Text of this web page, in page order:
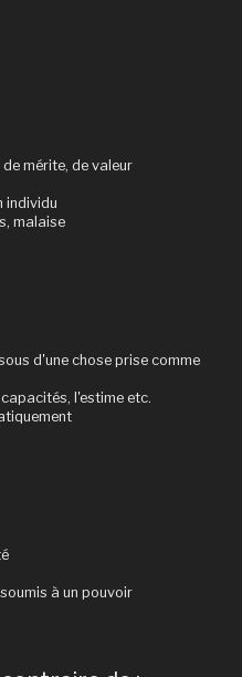
mérite, de valeur
individu
malaise
d'une chose prise comme
l'estime etc.
à un pouvoir